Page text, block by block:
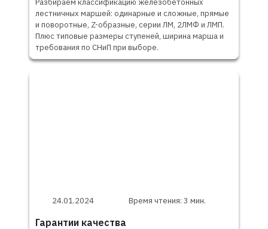
Разбираем классификацию железобетонных
лестничных маршей: одинарные и сложные, прямые
и поворотные, Z-образные, серии ЛМ, 2ЛМФ и ЛМП.
Плюс типовые размеры ступеней, ширина марша и
требования по СНиП при выборе.
24.01.2024 Время чтения: 3 мин.
Гарантии качества